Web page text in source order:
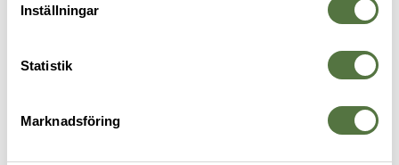
Inställningar
Statistik
Marknadsföring